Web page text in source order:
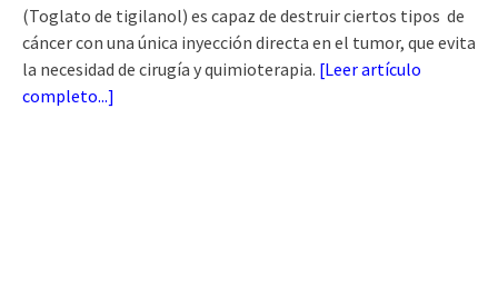
(Toglato de tigilanol) es capaz de destruir ciertos tipos de
cáncer con una única inyección directa en el tumor, que evita
la necesidad de cirugía y quimioterapia. [Leer artículo
completo...]